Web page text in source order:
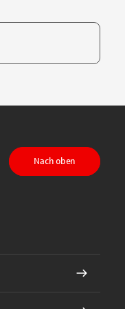
Nach oben